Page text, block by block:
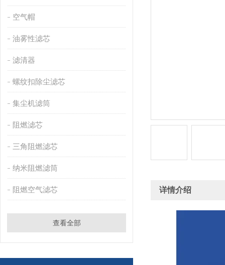
空气帽
油雾性滤芯
滤清器
螺纹扣除尘滤芯
集尘机滤筒
阻燃滤芯
三角阻燃滤芯
纳米阻燃滤筒
阻燃空气滤芯
查看全部
详情介绍